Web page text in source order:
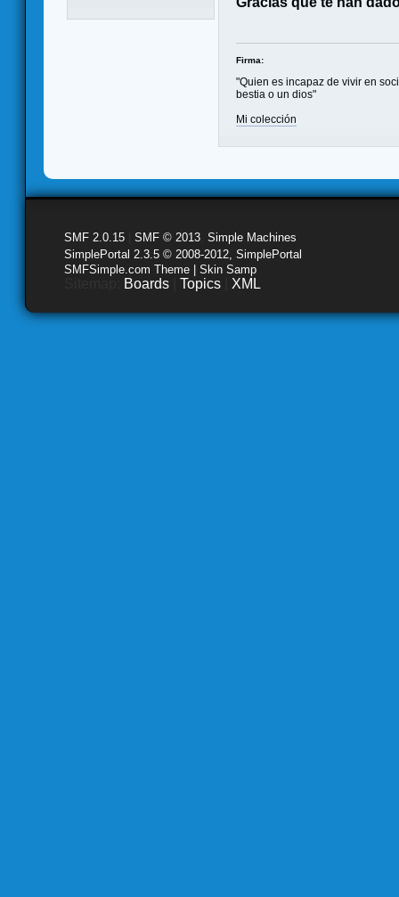
Firma:
"Quien es incapaz de vivir en
bestia o un dios"
Mi colección
SMF 2.0.15 SMF © 2013 Simple Machines
SimplePortal 2.3.5 © 2008-2012, SimplePortal
SMFSimple.com Theme | Skin Samp
Boards Topics XML